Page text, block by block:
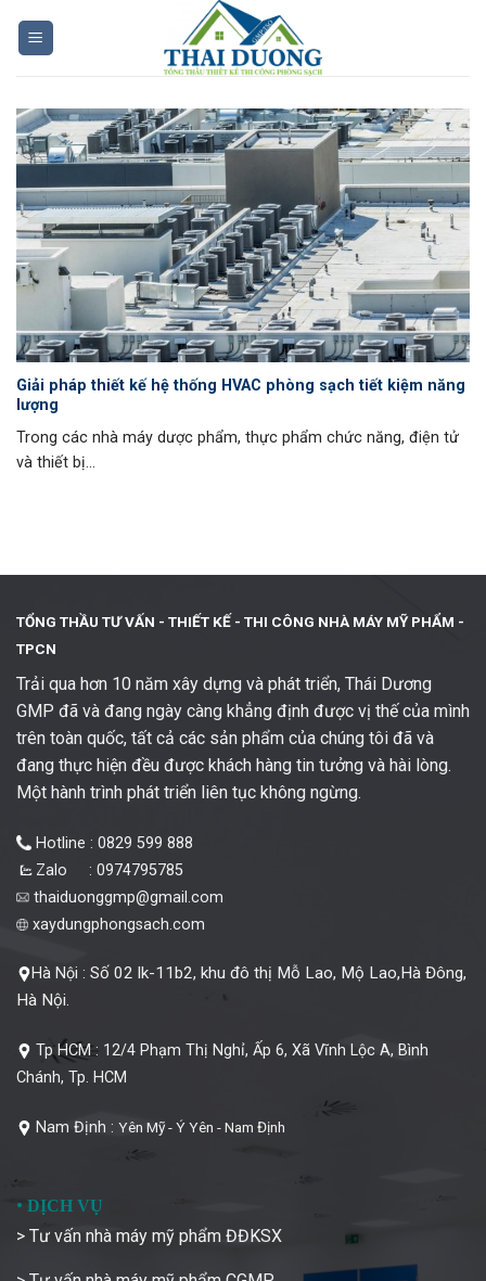
Giải pháp thiết kế hệ thống HVAC phòng sạch tiết kiệm năng
lượng
Trong các nhà máy dược phẩm, thực phẩm chức năng, điện tử
và thiết bị...
TỔNG THẦU TƯ VẤN - THIẾT KẾ - THI CÔNG NHÀ MÁY MỸ PHẨM -
TPCN
Trải qua hơn 10 năm xây dựng và phát triển, Thái Dương
GMP đã và đang ngày càng khẳng định được vị thế của mình
trên toàn quốc, tất cả các sản phẩm của chúng tôi đã và
đang thực hiện đều được khách hàng tin tưởng và hài lòng.
Một hành trình phát triển liên tục không ngừng.
Hotline : 0829 599 888
Zalo : 0974795785
thaiduonggmp@gmail.com
xaydungphongsach.com
Hà Nội : Số 02 lk-11b2, khu đô thị Mỗ Lao, Mộ Lao,Hà Đông,
Hà Nội.
Tp HCM : 12/4 Phạm Thị Nghỉ, Ấp 6, Xã Vĩnh Lộc A, Bình
Chánh, Tp. HCM
Nam Định : Yên Mỹ - Ý Yên - Nam Định
• DỊCH VỤ
> Tư vấn nhà máy mỹ phẩm ĐĐKSX